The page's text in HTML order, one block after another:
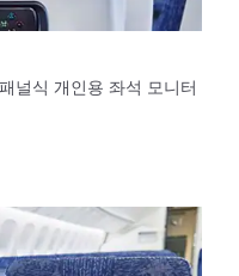
널식 개인용 좌석 모니터